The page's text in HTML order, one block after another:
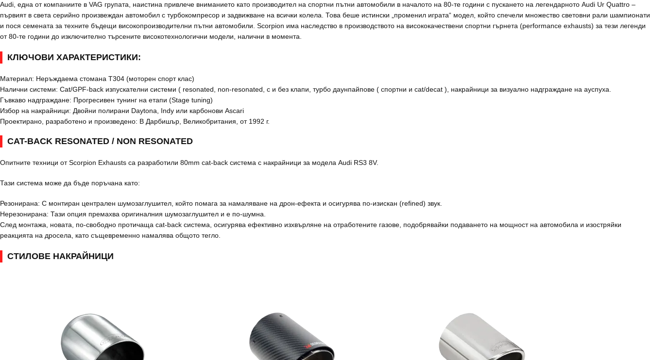
Audi, една от компаниите в VAG групата, наистина привлече вниманието като производител на спортни пътни автомобили в началото на 80-те години с пускането на легендарното Audi Ur Quattro –
първият в света серийно произвеждан автомобил с турбокомпресор и задвижване на всички колела. Това беше истински „променил играта“ модел, който спечели множество световни рали шампионати
и пося семената за техните бъдещи високопроизводителни пътни автомобили. Scorpion има наследство в производството на висококачествени спортни гърнета (performance exhausts) за тези легенди
от 80-те години до изключително търсените високотехнологични модели, налични в момента.
КЛЮЧОВИ ХАРАКТЕРИСТИКИ:
Материал: Неръждаема стомана T304 (моторен спорт клас)
Налични системи: Cat/GPF-back изпускателни системи ( resonated, non-resonated, с и без клапи, турбо даунпайпове ( спортни и cat/decat ), накрайници за визуално надграждане на ауспуха.
Гъвкаво надграждане: Прогресивен тунинг на етапи (Stage tuning)
Избор на накрайници: Двойни полирани Daytona, Indy или карбонови Ascari
Проектирано, разработено и произведено: В Дарбишър, Великобритания, от 1992 г.
CAT-BACK RESONATED / NON RESONATED
Опитните техници от Scorpion Exhausts са разработили 80mm cat-back система с накрайници за модела Audi RS3 8V.
Тази система може да бъде поръчана като:
Резонирана: С монтиран централен шумозаглушител, който помага за намаляване на дрон-ефекта и осигурява по-изискан (refined) звук.
Нерезонирана: Тази опция премахва оригиналния шумозаглушител и е по-шумна.
След монтажа, новата, по-свободно протичаща cat-back система, осигурява ефективно изхвърляне на отработените газове, подобрявайки подаването на мощност на автомобила и изостряйки
реакцията на дросела, като същевременно намалява общото тегло.
СТИЛОВЕ НАКРАЙНИЦИ